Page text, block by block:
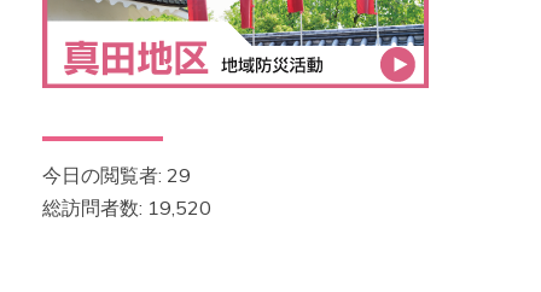
今日の閲覧者: 29
総訪問者数: 19,520